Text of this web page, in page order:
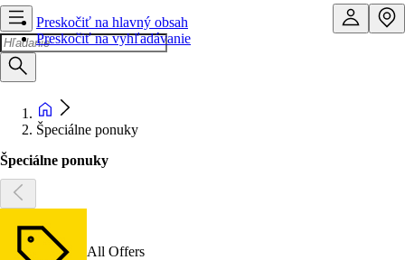
Preskočiť na hlavný obsah
Preskočiť na vyhľadávanie
Špeciálne ponuky
Špeciálne ponuky
All Offers